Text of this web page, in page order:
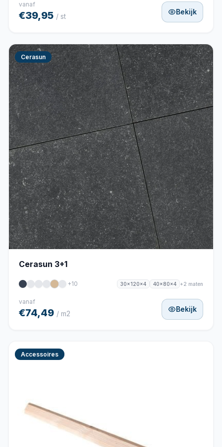
vanaf
€39,95 / st
Bekijk
Cerasun
Cerasun 3+1
+10 30x120x4 40x80x4 +2 maten
vanaf
€74,49 / m2
Bekijk
Accessoires